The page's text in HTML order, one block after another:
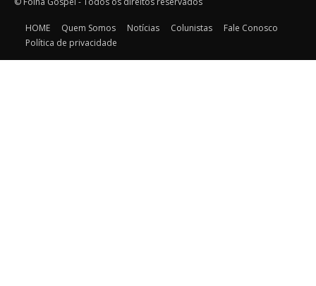
HOME Quem Somos Notícias Colunistas
Fale Conosco
Política de privacidade